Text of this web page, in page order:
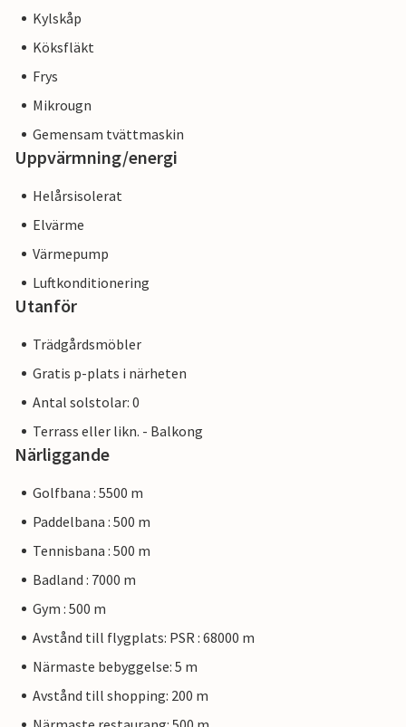
Kylskåp
Köksfläkt
Frys
Mikrougn
Gemensam tvättmaskin
Uppvärmning/energi
Helårsisolerat
Elvärme
Värmepump
Luftkonditionering
Utanför
Trädgårdsmöbler
Gratis p-plats i närheten
Antal solstolar: 0
Terrass eller likn. - Balkong
Närliggande
Golfbana : 5500 m
Paddelbana : 500 m
Tennisbana : 500 m
Badland : 7000 m
Gym : 500 m
Avstånd till flygplats: PSR : 68000 m
Närmaste bebyggelse: 5 m
Avstånd till shopping: 200 m